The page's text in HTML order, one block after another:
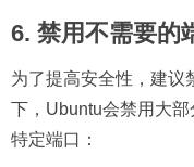
6. 禁用不需要的
为了提高安全性，建议
下，Ubuntu会禁用大
特定端口：